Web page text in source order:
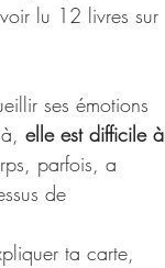
lu 12 livres sur
ses émotions
elle est difficile à
parfois, a
de
ta carte,